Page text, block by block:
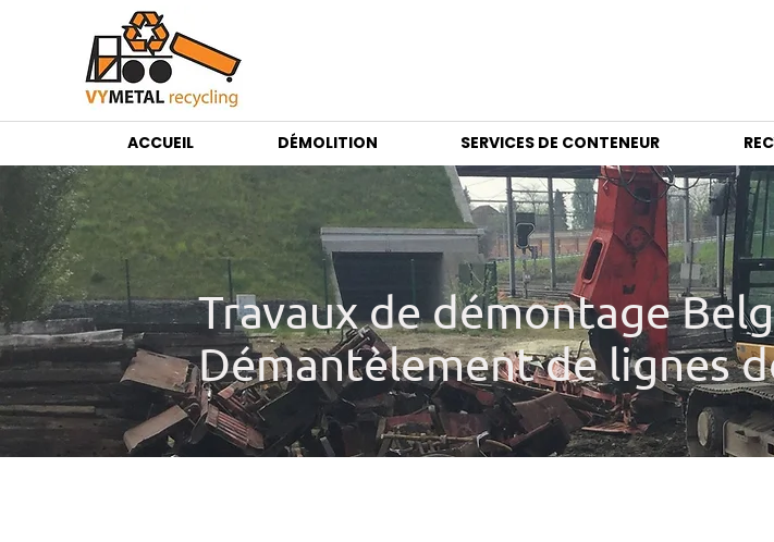
ACCUEIL DÉMOLITION SERVICES DE CONTENEUR
Travaux de démontage
Démantèlement de lignes